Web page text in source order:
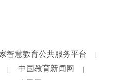
智慧教育公共服务平台
中国教育新闻网